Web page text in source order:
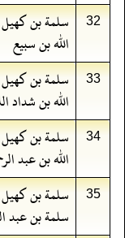
32 سلمة بن
الله بن سبيع
33 سلمة بن
الله بن شداد
34 سلمة بن
الله بن عبد
35 سلمة بن
سلمة بن عبد